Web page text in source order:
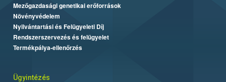
Mezőgazdasági genetikai erőforrások
Növényvédelem
Nyilvántartási és Felügyeleti Díj
Rendszerszervezés és felügyelet
Termékpálya-ellenőrzés
Ügyintézés